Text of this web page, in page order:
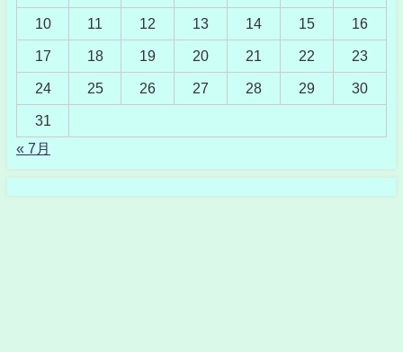
10 11 12 13 14 15 16
17 18 19 20 21 22 23
24 25 26 27 28 29 30
31
« 7月